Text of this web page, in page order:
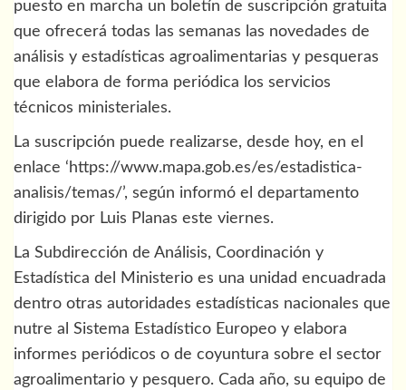
puesto en marcha un boletín de suscripción gratuita
que ofrecerá todas las semanas las novedades de
análisis y estadísticas agroalimentarias y pesqueras
que elabora de forma periódica los servicios
técnicos ministeriales.
La suscripción puede realizarse, desde hoy, en el
enlace ‘https://www.mapa.gob.es/es/estadistica-
analisis/temas/’, según informó el departamento
dirigido por Luis Planas este viernes.
La Subdirección de Análisis, Coordinación y
Estadística del Ministerio es una unidad encuadrada
dentro otras autoridades estadísticas nacionales que
nutre al Sistema Estadístico Europeo y elabora
informes periódicos o de coyuntura sobre el sector
agroalimentario y pesquero. Cada año, su equipo de